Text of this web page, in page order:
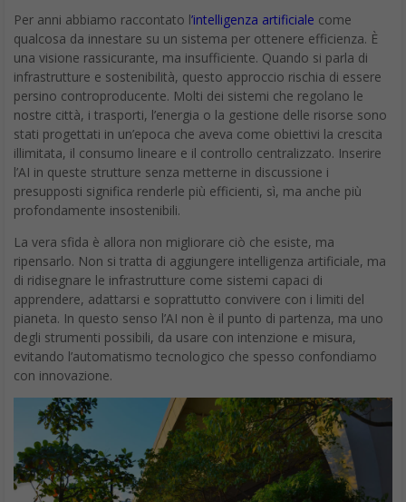
Per anni abbiamo raccontato l’intelligenza artificiale come
qualcosa da innestare su un sistema per ottenere efficienza. È
una visione rassicurante, ma insufficiente. Quando si parla di
infrastrutture e sostenibilità, questo approccio rischia di essere
persino controproducente. Molti dei sistemi che regolano le
nostre città, i trasporti, l’energia o la gestione delle risorse sono
stati progettati in un’epoca che aveva come obiettivi la crescita
illimitata, il consumo lineare e il controllo centralizzato. Inserire
l’AI in queste strutture senza metterne in discussione i
presupposti significa renderle più efficienti, sì, ma anche più
profondamente insostenibili.
La vera sfida è allora non migliorare ciò che esiste, ma
ripensarlo. Non si tratta di aggiungere intelligenza artificiale, ma
di ridisegnare le infrastrutture come sistemi capaci di
apprendere, adattarsi e soprattutto convivere con i limiti del
pianeta. In questo senso l’AI non è il punto di partenza, ma uno
degli strumenti possibili, da usare con intenzione e misura,
evitando l’automatismo tecnologico che spesso confondiamo
con innovazione.